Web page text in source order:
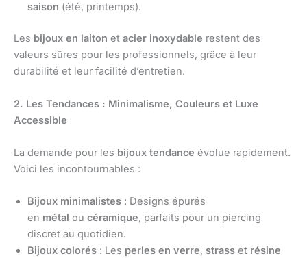
saison (été, printemps).
Les bijoux en laiton et acier inoxydable restent des
valeurs sûres pour les professionnels, grâce à leur
durabilité et leur facilité d’entretien.
2. Les Tendances : Minimalisme, Couleurs et Luxe
Accessible
La demande pour les bijoux tendance évolue rapidement.
Voici les incontournables :
Bijoux minimalistes : Designs épurés
en métal ou céramique, parfaits pour un piercing
discret au quotidien.
Bijoux colorés : Les perles en verre, strass et résine